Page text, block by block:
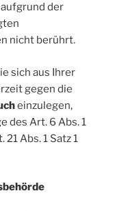
der
nicht berührt.
sich aus Ihrer
gegen die
einzulegen,
des Art. 6 Abs. 1
Abs. 1 Satz 1